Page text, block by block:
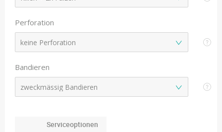
Perforation
Bandieren
Serviceoptionen